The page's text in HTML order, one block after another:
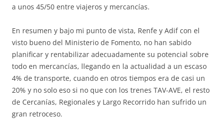
a unos 45/50 entre viajeros y mercancías.
En resumen y bajo mi punto de vista, Renfe y Adif con el
visto bueno del Ministerio de Fomento, no han sabido
planificar y rentabilizar adecuadamente su potencial sobre
todo en mercancías, llegando en la actualidad a un escaso
4% de transporte, cuando en otros tiempos era de casi un
20% y no solo eso si no que con los trenes TAV-AVE, el resto
de Cercanías, Regionales y Largo Recorrido han sufrido un
gran retroceso.